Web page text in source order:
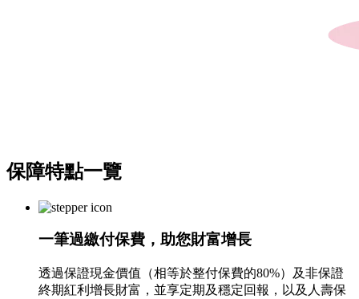
保障特點一覽
一筆過繳付保費，助您財富增長
透過保證現金價值（相等於整付保費的80%）及非保證
終期紅利增長財富，並享定期及穩定回報，以及人壽保